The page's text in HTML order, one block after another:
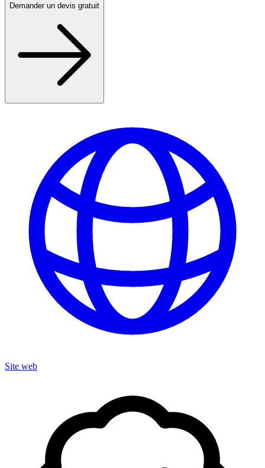
Demander un devis gratuit
Site web